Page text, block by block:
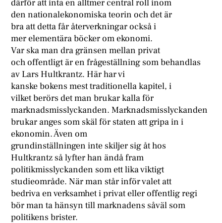
därför att inta en alltmer central roll inom
den nationalekonomiska teorin och det är
bra att detta får återverkningar också i
mer elementära böcker om ekonomi.
Var ska man dra gränsen mellan privat
och offentligt är en frågeställning som behandlas
av Lars Hultkrantz. Här har vi
kanske bokens mest traditionella kapitel, i
vilket berörs det man brukar kalla för
marknadsmisslyckanden. Marknadsmisslyckanden
brukar anges som skäl för staten att gripa in i
ekonomin. Även om
grundinställningen inte skiljer sig åt hos
Hultkrantz så lyfter han ändå fram
politikmisslyckanden som ett lika viktigt
studieområde. När man står inför valet att
bedriva en verksamhet i privat eller offentlig regi
bör man ta hänsyn till marknadens såväl som
politikens brister.